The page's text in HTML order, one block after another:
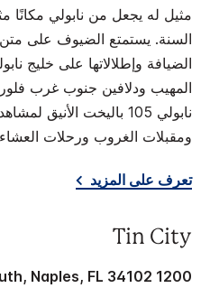
مثيل له يجعل من نابولي مكانًا
السنة. يستمتع الضيوف على متن
الضيافة وإطلالاتها على خليج
المهيب ودلافين جنوب غرب
نابولي 105 باليخت
ومقبلات الغروب ورحلات
تعرف على المزيد
Tin City
1200 5th Avenue South, Naples, FL 34102